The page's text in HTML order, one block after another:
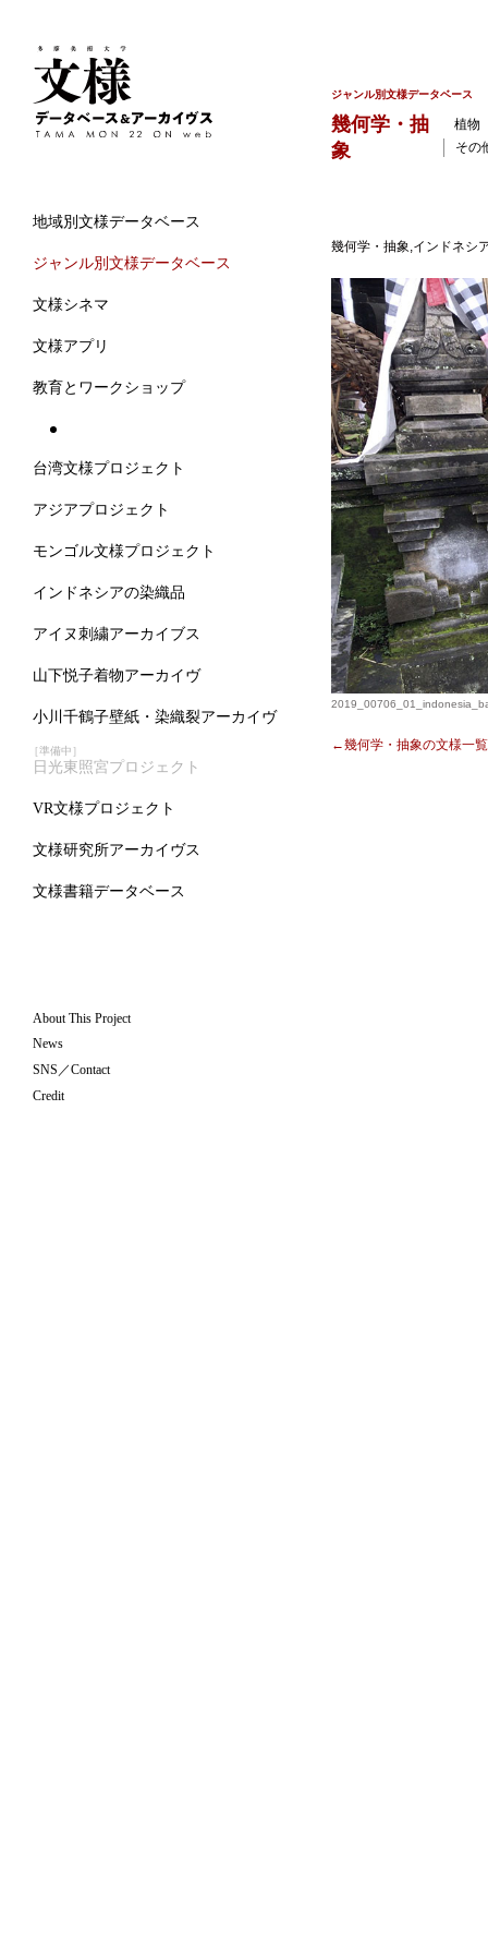
地域別文様データベース
ジャンル別文様データベース
文様シネマ
文様アプリ
教育とワークショップ
台湾文様プロジェクト
アジアプロジェクト
モンゴル文様プロジェクト
インドネシアの染織品
アイヌ刺繍アーカイブス
山下悦子着物アーカイヴ
小川千鶴子壁紙・染織裂アーカイヴ
［準備中］
日光東照宮プロジェクト
VR文様プロジェクト
文様研究所アーカイヴス
文様書籍データベース
About This Project
News
SNS／Contact
Credit
ジャンル別文様データベース
幾何学・抽
象
植物
その
幾何学・抽象,インドネシ
←幾何学・抽象の文様一